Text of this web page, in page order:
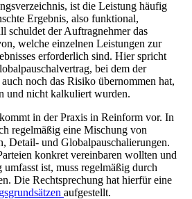
ist die Leistung häufig
Ergebnis, also funktional,
schuldet der Auftragnehmer das
welche einzelnen Leistungen zur
erforderlich sind. Hier spricht
bei dem der
noch das Risiko übernommen hat,
und nicht kalkuliert wurden.
in der Praxis in Reinform vor. In
regelmäßig eine Mischung von
Detail- und Globalpauschalierungen.
konkret vereinbaren wollten und
ist, muss regelmäßig durch
Die Rechtsprechung hat hierfür eine
aufgestellt.